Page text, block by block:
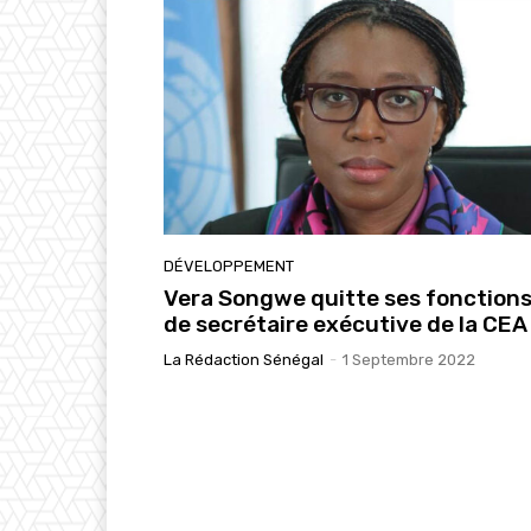
DÉVELOPPEMENT
Vera Songwe quitte ses fonctions
de secrétaire exécutive de la CEA
La Rédaction Sénégal - 1 Septembre 2022